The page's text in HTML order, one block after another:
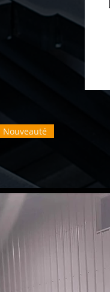
Nouveauté